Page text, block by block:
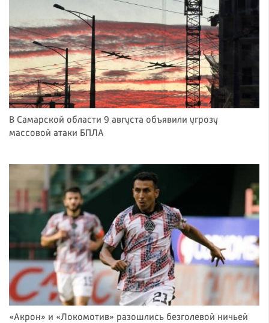
В Самарской области 9 августа объявили угрозу
массовой атаки БПЛА
«Акрон» и «Локомотив» разошлись безголевой ничьей